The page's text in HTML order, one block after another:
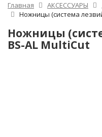
Главная АКСЕССУАРЫ
Ножницы (система
Ножницы
ВS-AL MultiCut